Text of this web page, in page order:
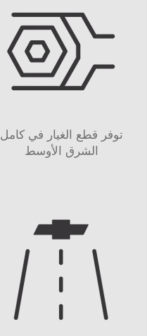
توفر قطع الغيار في كامل
الشرق الأوسط